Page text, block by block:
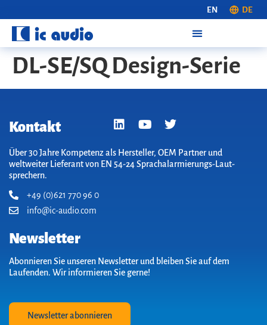
EN DE
DL-SE/SQ Design-Serie
Kontakt
Über 30 Jahre Kompetenz als Hersteller, OEM Partner und
weltweiter Lieferant von EN 54-24 Sprach­alarm­ierungs-Laut­
sprechern.
+49 (0)621 770 96 0
info@ic-audio.com
Newsletter
Abonnieren Sie unseren Newsletter und bleiben Sie auf dem
Laufenden. Wir informieren Sie gerne!
Newsletter abonnieren